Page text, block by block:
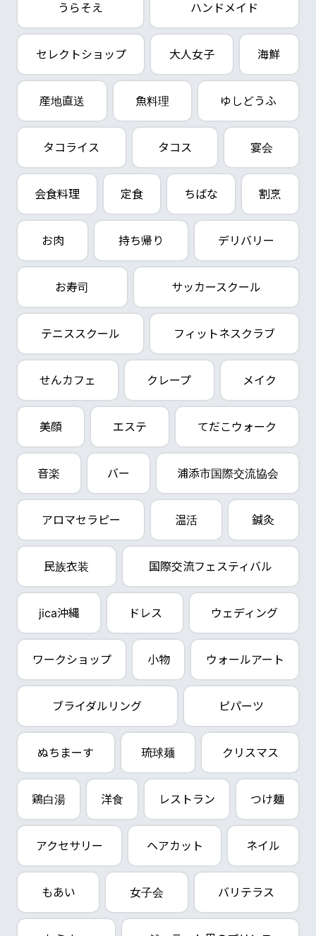
うらそえ ハンドメイド
セレクトショップ 大人女子 海鮮
産地直送 魚料理 ゆしどうふ
タコライス タコス 宴会
会食料理 定食 ちばな 割烹
お肉 持ち帰り デリバリー
お寿司 サッカースクール
テニススクール フィットネスクラブ
せんカフェ クレープ メイク
美顔 エステ てだこウォーク
音楽 バー 浦添市国際交流協会
アロマセラピー 温活 鍼灸
民族衣装 国際交流フェスティバル
jica沖縄 ドレス ウェディング
ワークショップ 小物 ウォールアート
ブライダルリング ピパーツ
ぬちまーす 琉球麺 クリスマス
鶏白湯 洋食 レストラン つけ麺
アクセサリー ヘアカット ネイル
もあい 女子会 バリテラス